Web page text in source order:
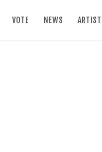
VOTE NEWS